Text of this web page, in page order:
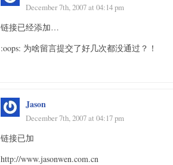
December 7th, 2007 at 04:14 pm
链接已经添加…
:oops: 为啥留言提交了好几次都没通过？！
Jason
December 7th, 2007 at 04:17 pm
链接已加
http://www.jasonwen.com.cn